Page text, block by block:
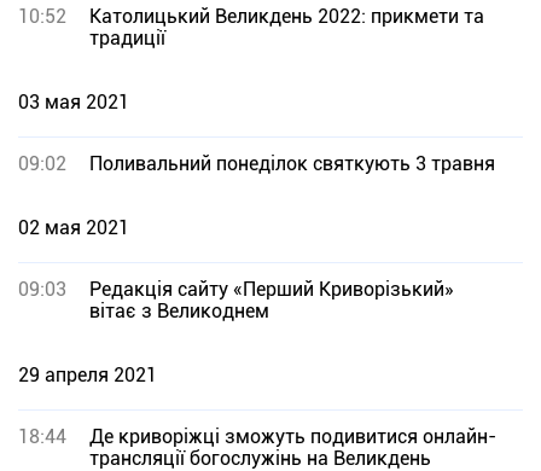
10:52
Католицький Великдень 2022: прикмети та
традиції
03 мая 2021
09:02 Поливальний понеділок святкують 3 травня
02 мая 2021
09:03
Редакція сайту «Перший Криворізький»
вітає з Великоднем
29 апреля 2021
18:44
Де криворіжці зможуть подивитися онлайн-
трансляції богослужінь на Великдень